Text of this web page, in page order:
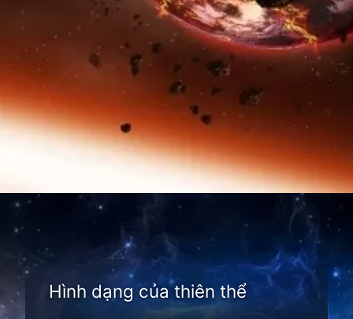
https://thienvanhoc.edu.vn/thien-the-la-gi
Hình dạng của thiên thể